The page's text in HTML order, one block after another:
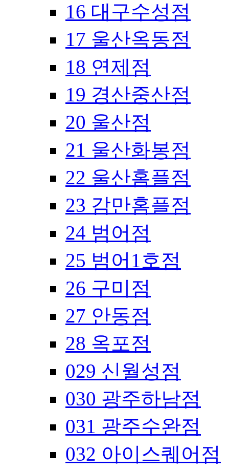
16 대구수성점
17 울산옥동점
18 연제점
19 경산중산점
20 울산점
21 울산화봉점
22 울산홈플점
23 감만홈플점
24 범어점
25 범어1호점
26 구미점
27 안동점
28 옥포점
029 신월성점
030 광주하남점
031 광주수완점
032 아이스퀘어점